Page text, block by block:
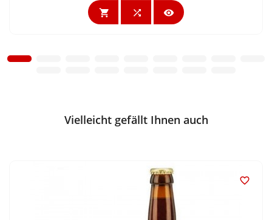
  
Vielleicht gefällt Ihnen auch
